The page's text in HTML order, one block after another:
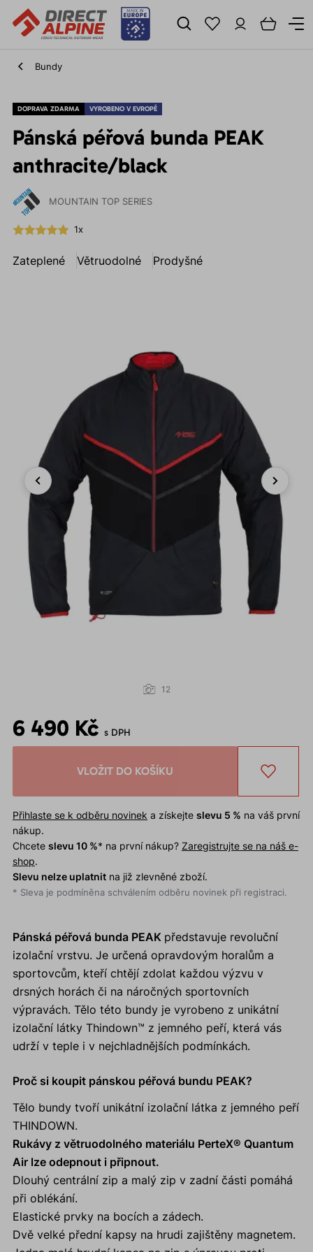
Bundy
DOPRAVA ZDARMA VYROBENO V EVROPĚ
Pánská péřová bunda PEAK
anthracite/black
MOUNTAIN TOP SERIES
1x
Zateplené Větruodolné Prodyšné
Previous Next
12
6 490 Kč s DPH
VLOŽIT DO KOŠÍKU
Přihlaste se k odběru novinek a získejte slevu 5 % na váš první
nákup.
Chcete slevu 10 %* na první nákup? Zaregistrujte se na náš e-
shop.
Slevu nelze uplatnitna již zlevněné zboží.
* Sleva je podmíněna schválením odběru novinek při registraci.
Pánská péřová bunda PEAK představuje revoluční
izolační vrstvu. Je určená opravdovým horalům a
sportovcům, kteří chtějí zdolat každou výzvu v
drsných horách či na náročných sportovních
výpravách. Tělo této bundy je vyrobeno z unikátní
izolační látky Thindown™ z jemného peří, která vás
udrží v teple i v nejchladnějších podmínkách.
Proč si koupit pánskou péřová bundu PEAK?
Tělo bundy tvoří unikátní izolační látka z jemného peří
THINDOWN.
Rukávy z větruodolného materiálu PerteX® Quantum
Air lze odepnout i připnout.
Dlouhý centrální zip a malý zip v zadní části pomáhá
při oblékání.
Elastické prvky na bocích a zádech.
Dvě velké přední kapsy na hrudi zajištěny magnetem.